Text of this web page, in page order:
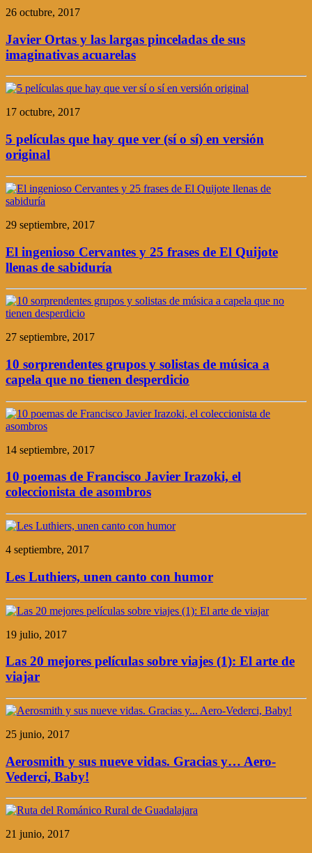
26 octubre, 2017
Javier Ortas y las largas pinceladas de sus
imaginativas acuarelas
17 octubre, 2017
5 películas que hay que ver (sí o sí) en versión
original
29 septiembre, 2017
El ingenioso Cervantes y 25 frases de El Quijote
llenas de sabiduría
27 septiembre, 2017
10 sorprendentes grupos y solistas de música a
capela que no tienen desperdicio
14 septiembre, 2017
10 poemas de Francisco Javier Irazoki, el
coleccionista de asombros
4 septiembre, 2017
Les Luthiers, unen canto con humor
19 julio, 2017
Las 20 mejores películas sobre viajes (1): El arte de
viajar
25 junio, 2017
Aerosmith y sus nueve vidas. Gracias y… Aero-
Vederci, Baby!
21 junio, 2017